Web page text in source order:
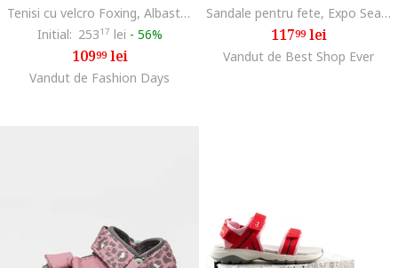
Tenisi cu velcro Foxing, Albastru prafuit
Initial: 25317 lei - 56%
10999lei
Vandut de Fashion Days
Sandale pentru fete, Expo Sea, Material textil/Cauciuc, Rosu, Masura
11799lei
Vandut de Best Shop Ever